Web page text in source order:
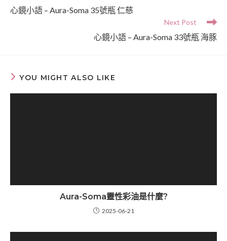
心鏡小語 – Aura-Soma 35號瓶 仁慈
Next Post
心鏡小語 – Aura-Soma 33號瓶 海豚
YOU MIGHT ALSO LIKE
Aura-Soma靈性彩油是什麼?
2025-06-21